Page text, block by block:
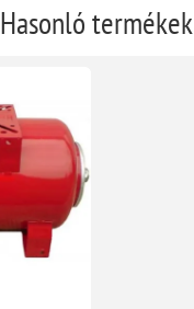
Hasonló termékek